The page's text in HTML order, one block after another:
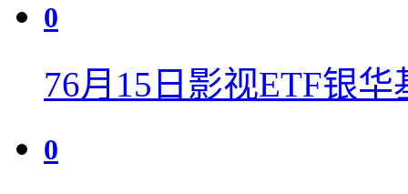
0
76月15日影视ETF银
0